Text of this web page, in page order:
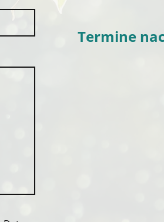
Termine